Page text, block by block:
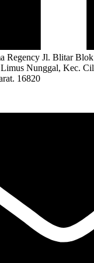
Regency Jl. Blitar
Nunggal, Kec.
16820